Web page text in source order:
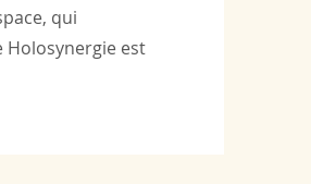
qui
est